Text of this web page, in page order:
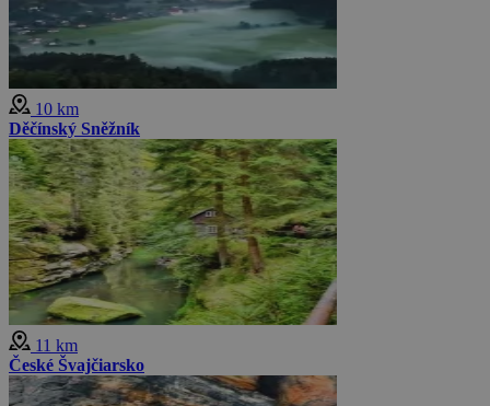
10 km
Děčínský Sněžník
11 km
České Švajčiarsko